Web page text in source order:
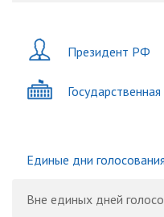
Президент РФ
Единые дни голосования
Вне единых дней